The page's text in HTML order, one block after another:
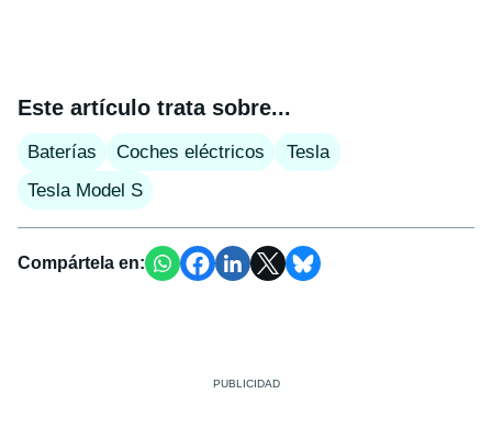
Este artículo trata sobre...
Baterías Coches eléctricos
Tesla
Tesla Model S
Compártela en: